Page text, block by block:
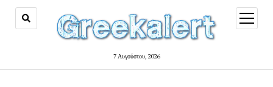
7 Αυγούστου, 2026
open
menu